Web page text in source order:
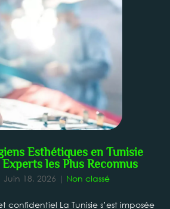
Esthétiques en Tunisie
les Plus Reconnus
Juin 18, 2026 | Non classé
confidentiel La Tunisie s’est imposée